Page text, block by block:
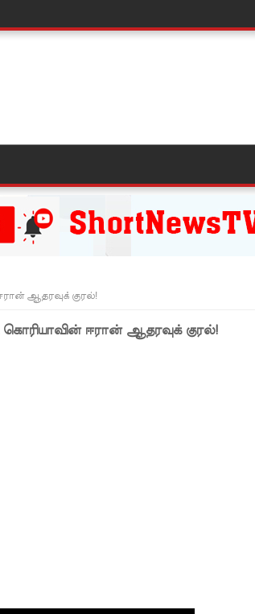
வாய்ப்பு குறைவு
ஆதரவுக் குரல்!
ஈரான் ஆதரவுக் குரல்!